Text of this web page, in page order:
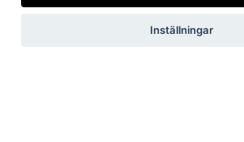
Inställningar